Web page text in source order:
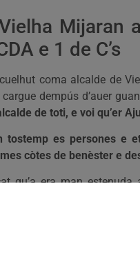
Mijaran
e 1 de C’s
coma alcalde de
dempús d’auer
de toti, e voi qu’er
es persones e
còtes de benèster e
qu’a era man estenuda